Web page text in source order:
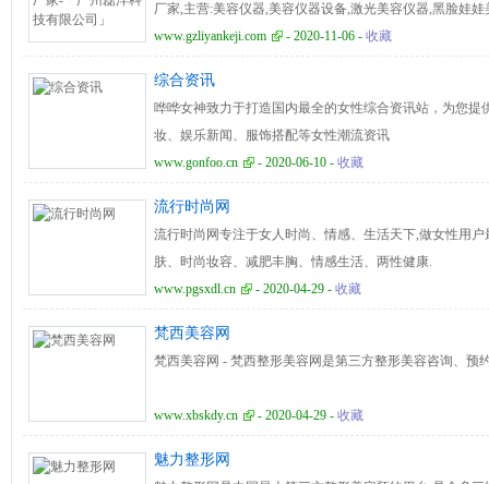
厂家,主营:美容仪器,美容仪器设备,激光美容仪器,黑脸娃
丰胸仪器,减肥仪器,家用美容仪,激光洗纹身机,E光美容仪,
www.gzliyankeji.com - 2020-11-06 - 收藏
综合资讯
哗哗女神致力于打造国内最全的女性综合资讯站，为您
妆、娱乐新闻、服饰搭配等女性潮流资讯
www.gonfoo.cn
- 2020-06-10 - 收藏
流行时尚网
流行时尚网专注于女人时尚、情感、生活天下,做女性用
肤、时尚妆容、减肥丰胸、情感生活、两性健康.
www.pgsxdl.cn
- 2020-04-29 - 收藏
梵西美容网
梵西美容网 - 梵西整形美容网是第三方整形美容咨询、预
www.xbskdy.cn - 2020-04-29 - 收藏
魅力整形网